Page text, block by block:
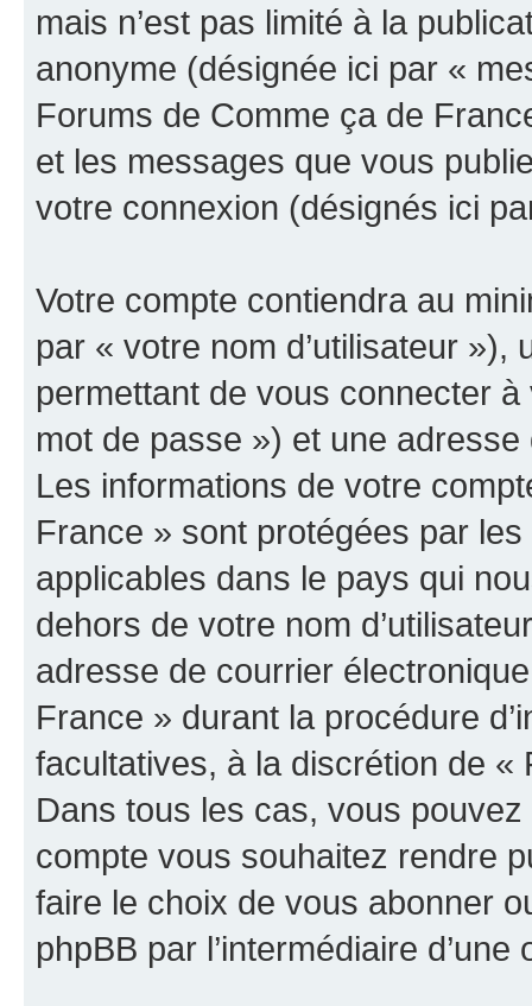
mais n’est pas limité à la
anonyme (désignée ici par «
Forums de Comme ça de
et les messages que vous
votre connexion (désignés ici
Votre compte contiendra au
par « votre nom d’utilisateur
permettant de vous connecter
mot de passe ») et une
Les informations de votre
France » sont protégées par
applicables dans le pays qui
dehors de votre nom
adresse de courrier
France » durant la procédure
facultatives, à la discrétion de
Dans tous les cas, vous
compte vous souhaitez rendre
faire le choix de vous abonner
phpBB par l’intermédiaire